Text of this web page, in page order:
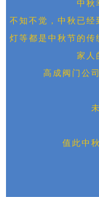
中秋
不知不觉，中秋已
灯等都是中秋节的传
家人
高成阀门公司
值此中